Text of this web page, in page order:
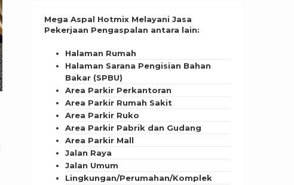
Mega Aspal Hotmix Melayani Jasa
Pekerjaan Pengaspalan antara lain:
Halaman Rumah
Halaman Sarana Pengisian Bahan
Bakar (SPBU)
Area Parkir Perkantoran
Area Parkir Rumah Sakit
Area Parkir Ruko
Area Parkir Pabrik dan Gudang
Area Parkir Mall
Jalan Raya
Jalan Umum
Lingkungan/Perumahan/Komplek